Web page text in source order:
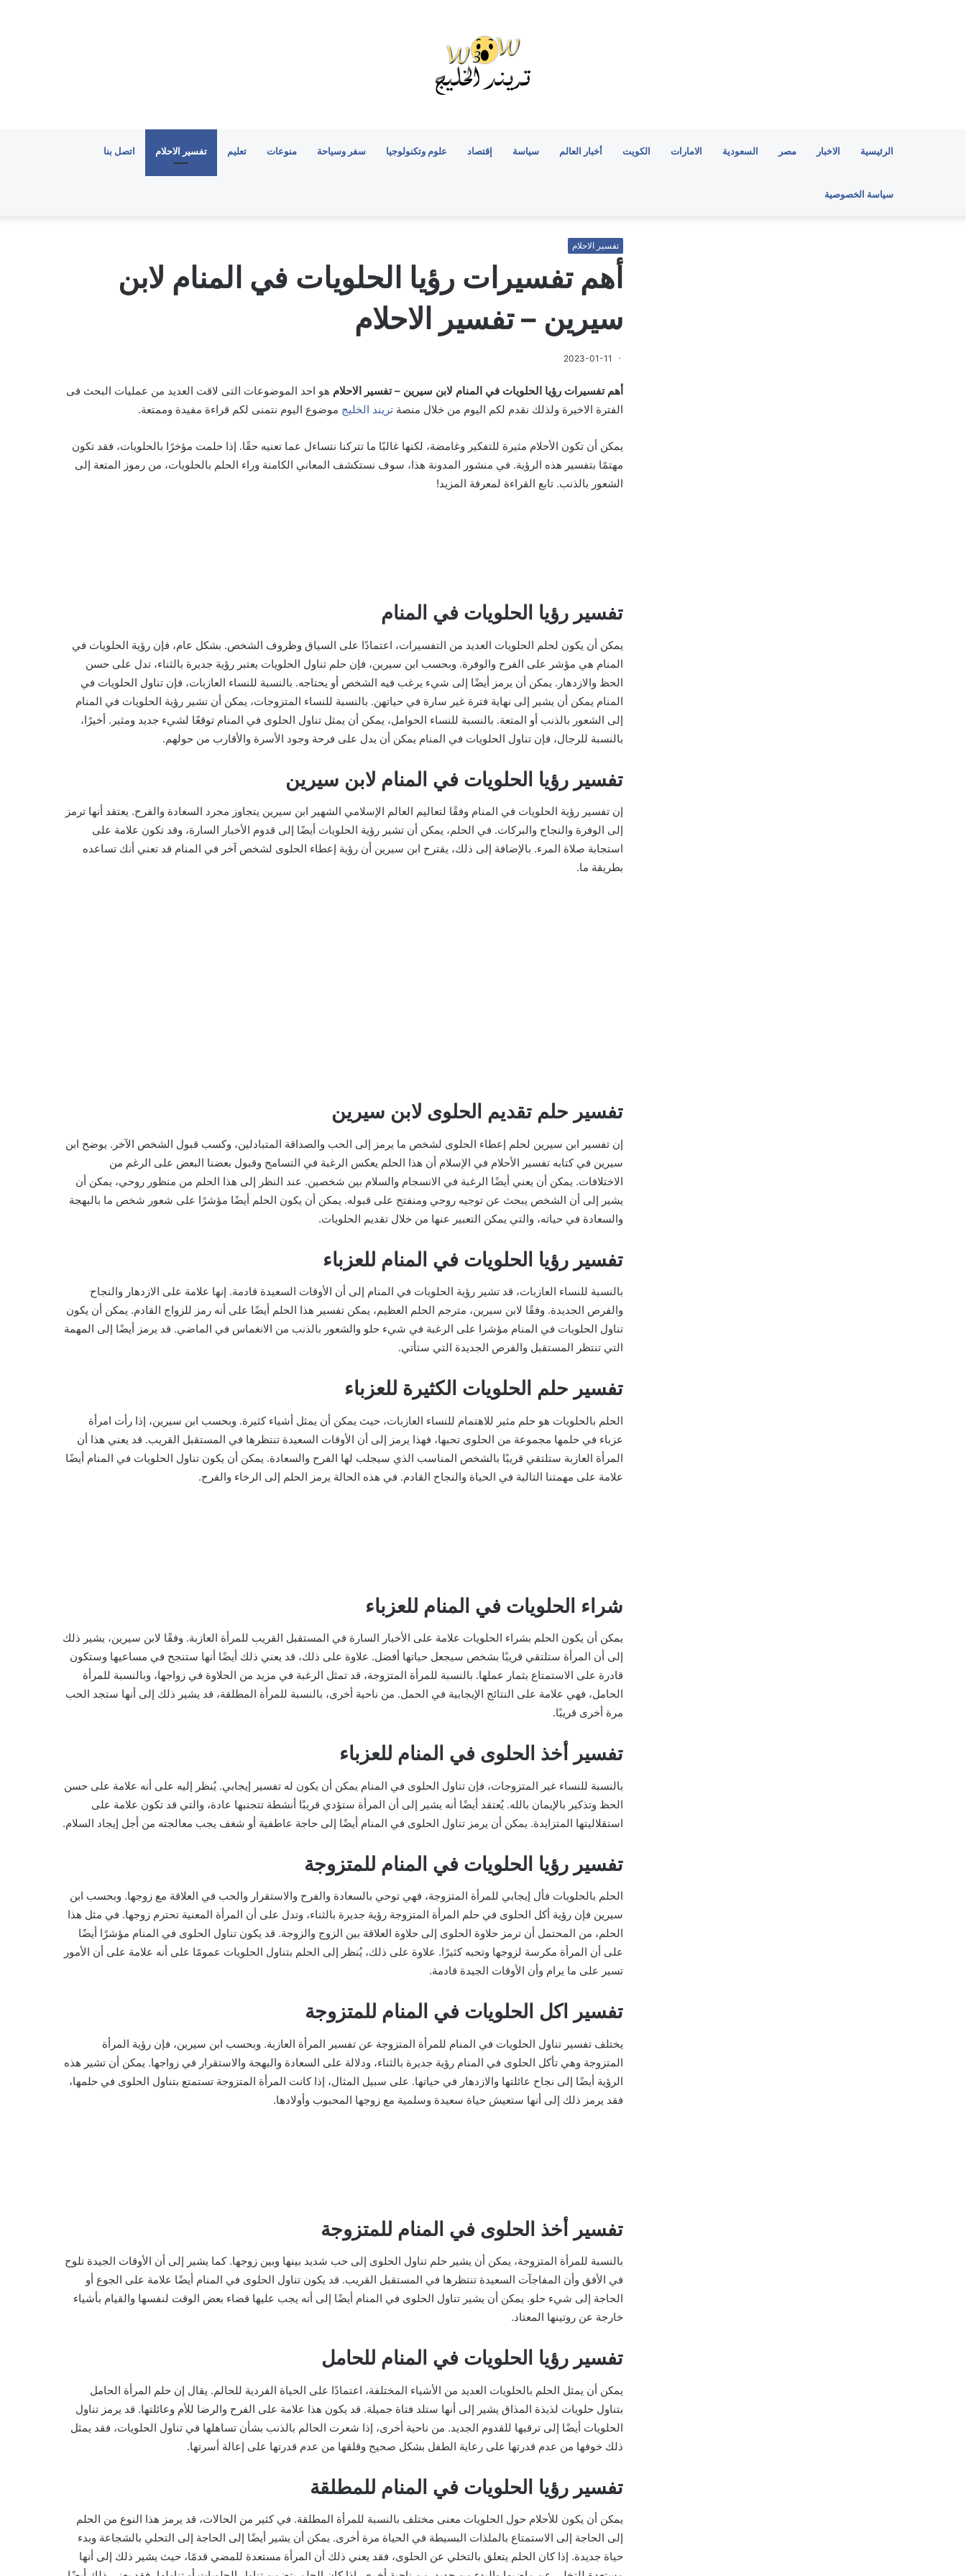
الرئيسية الاخبار مصر السعودية الامارات الكويت أخبار العالم سياسة إقتصاد علوم وتكنولوجيا سفر وسياحة منوعات تعليم تفسير الاحلام اتصل بنا
سياسة الخصوصية
تفسير الاحلام
أهم تفسيرات رؤيا الحلويات في المنام لابن
سيرين – تفسير الاحلام
2023-01-11
أهم تفسيرات رؤيا الحلويات في المنام لابن سيرين – تفسير الاحلام هو احد الموضوعات التى لاقت العديد من عمليات البحث فى
الفترة الاخيرة ولذلك نقدم لكم اليوم من خلال منصة تريند الخليج موضوع اليوم نتمنى لكم قراءة مفيدة وممتعة.
يمكن أن تكون الأحلام مثيرة للتفكير وغامضة، لكنها غالبًا ما تتركنا نتساءل عما تعنيه حقًا. إذا حلمت مؤخرًا بالحلويات، فقد تكون
مهتمًا بتفسير هذه الرؤية. في منشور المدونة هذا، سوف نستكشف المعاني الكامنة وراء الحلم بالحلويات، من رموز المتعة إلى
الشعور بالذنب. تابع القراءة لمعرفة المزيد!
تفسير رؤيا الحلويات في المنام
يمكن أن يكون لحلم الحلويات العديد من التفسيرات، اعتمادًا على السياق وظروف الشخص. بشكل عام، فإن رؤية الحلويات في
المنام هي مؤشر على الفرح والوفرة. وبحسب ابن سيرين، فإن حلم تناول الحلويات يعتبر رؤية جديرة بالثناء، تدل على حسن
الحظ والازدهار. يمكن أن يرمز أيضًا إلى شيء يرغب فيه الشخص أو يحتاجه. بالنسبة للنساء العازبات، فإن تناول الحلويات في
المنام يمكن أن يشير إلى نهاية فترة غير سارة في حياتهن. بالنسبة للنساء المتزوجات، يمكن أن تشير رؤية الحلويات في المنام
إلى الشعور بالذنب أو المتعة. بالنسبة للنساء الحوامل، يمكن أن يمثل تناول الحلوى في المنام توقعًا لشيء جديد ومثير. أخيرًا،
بالنسبة للرجال، فإن تناول الحلويات في المنام يمكن أن يدل على فرحة وجود الأسرة والأقارب من حولهم.
تفسير رؤيا الحلويات في المنام لابن سيرين
إن تفسير رؤية الحلويات في المنام وفقًا لتعاليم العالم الإسلامي الشهير ابن سيرين يتجاوز مجرد السعادة والفرح. يعتقد أنها ترمز
إلى الوفرة والنجاح والبركات. في الحلم، يمكن أن تشير رؤية الحلويات أيضًا إلى قدوم الأخبار السارة، وقد تكون علامة على
استجابة صلاة المرء. بالإضافة إلى ذلك، يقترح ابن سيرين أن رؤية إعطاء الحلوى لشخص آخر في المنام قد تعني أنك تساعده
بطريقة ما.
تفسير حلم تقديم الحلوى لابن سيرين
إن تفسير ابن سيرين لحلم إعطاء الحلوى لشخص ما يرمز إلى الحب والصداقة المتبادلين، وكسب قبول الشخص الآخر. يوضح ابن
سيرين في كتابه تفسير الأحلام في الإسلام أن هذا الحلم يعكس الرغبة في التسامح وقبول بعضنا البعض على الرغم من
الاختلافات. يمكن أن يعني أيضًا الرغبة في الانسجام والسلام بين شخصين. عند النظر إلى هذا الحلم من منظور روحي، يمكن أن
يشير إلى أن الشخص يبحث عن توجيه روحي ومنفتح على قبوله. يمكن أن يكون الحلم أيضًا مؤشرًا على شعور شخص ما بالبهجة
والسعادة في حياته، والتي يمكن التعبير عنها من خلال تقديم الحلويات.
تفسير رؤيا الحلويات في المنام للعزباء
بالنسبة للنساء العازبات، قد تشير رؤية الحلويات في المنام إلى أن الأوقات السعيدة قادمة. إنها علامة على الازدهار والنجاح
والفرص الجديدة. وفقًا لابن سيرين، مترجم الحلم العظيم، يمكن تفسير هذا الحلم أيضًا على أنه رمز للزواج القادم. يمكن أن يكون
تناول الحلويات في المنام مؤشرا على الرغبة في شيء حلو والشعور بالذنب من الانغماس في الماضي. قد يرمز أيضًا إلى المهمة
التي تنتظر المستقبل والفرص الجديدة التي ستأتي.
تفسير حلم الحلويات الكثيرة للعزباء
الحلم بالحلويات هو حلم مثير للاهتمام للنساء العازبات، حيث يمكن أن يمثل أشياء كثيرة. وبحسب ابن سيرين، إذا رأت امرأة
عزباء في حلمها مجموعة من الحلوى تحبها، فهذا يرمز إلى أن الأوقات السعيدة تنتظرها في المستقبل القريب. قد يعني هذا أن
المرأة العازبة ستلتقي قريبًا بالشخص المناسب الذي سيجلب لها الفرح والسعادة. يمكن أن يكون تناول الحلويات في المنام أيضًا
علامة على مهمتنا التالية في الحياة والنجاح القادم. في هذه الحالة يرمز الحلم إلى الرخاء والفرح.
شراء الحلويات في المنام للعزباء
يمكن أن يكون الحلم بشراء الحلويات علامة على الأخبار السارة في المستقبل القريب للمرأة العازبة. وفقًا لابن سيرين، يشير ذلك
إلى أن المرأة ستلتقي قريبًا بشخص سيجعل حياتها أفضل. علاوة على ذلك، قد يعني ذلك أيضًا أنها ستنجح في مساعيها وستكون
قادرة على الاستمتاع بثمار عملها. بالنسبة للمرأة المتزوجة، قد تمثل الرغبة في مزيد من الحلاوة في زواجها، وبالنسبة للمرأة
الحامل، فهي علامة على النتائج الإيجابية في الحمل. من ناحية أخرى، بالنسبة للمرأة المطلقة، قد يشير ذلك إلى أنها ستجد الحب
مرة أخرى قريبًا.
تفسير أخذ الحلوى في المنام للعزباء
بالنسبة للنساء غير المتزوجات، فإن تناول الحلوى في المنام يمكن أن يكون له تفسير إيجابي. يُنظر إليه على أنه علامة على حسن
الحظ وتذكير بالإيمان بالله. يُعتقد أيضًا أنه يشير إلى أن المرأة ستؤدي قريبًا أنشطة تتجنبها عادة، والتي قد تكون علامة على
استقلاليتها المتزايدة. يمكن أن يرمز تناول الحلوى في المنام أيضًا إلى حاجة عاطفية أو شغف يجب معالجته من أجل إيجاد السلام.
تفسير رؤيا الحلويات في المنام للمتزوجة
الحلم بالحلويات فأل إيجابي للمرأة المتزوجة، فهي توحي بالسعادة والفرح والاستقرار والحب في العلاقة مع زوجها. وبحسب ابن
سيرين فإن رؤية أكل الحلوى في حلم المرأة المتزوجة رؤية جديرة بالثناء، وتدل على أن المرأة المعنية تحترم زوجها. في مثل هذا
الحلم، من المحتمل أن ترمز حلاوة الحلوى إلى حلاوة العلاقة بين الزوج والزوجة. قد يكون تناول الحلوى في المنام مؤشرًا أيضًا
على أن المرأة مكرسة لزوجها وتحبه كثيرًا. علاوة على ذلك، يُنظر إلى الحلم بتناول الحلويات عمومًا على أنه علامة على أن الأمور
تسير على ما يرام وأن الأوقات الجيدة قادمة.
تفسير اكل الحلويات في المنام للمتزوجة
يختلف تفسير تناول الحلويات في المنام للمرأة المتزوجة عن تفسير المرأة العازبة. وبحسب ابن سيرين، فإن رؤية المرأة
المتزوجة وهي تأكل الحلوى في المنام رؤية جديرة بالثناء، ودلالة على السعادة والبهجة والاستقرار في زواجها. يمكن أن تشير هذه
الرؤية أيضًا إلى نجاح عائلتها والازدهار في حياتها. على سبيل المثال، إذا كانت المرأة المتزوجة تستمتع بتناول الحلوى في حلمها،
فقد يرمز ذلك إلى أنها ستعيش حياة سعيدة وسلمية مع زوجها المحبوب وأولادها.
تفسير أخذ الحلوى في المنام للمتزوجة
بالنسبة للمرأة المتزوجة، يمكن أن يشير حلم تناول الحلوى إلى حب شديد بينها وبين زوجها. كما يشير إلى أن الأوقات الجيدة تلوح
في الأفق وأن المفاجآت السعيدة تنتظرها في المستقبل القريب. قد يكون تناول الحلوى في المنام أيضًا علامة على الجوع أو
الحاجة إلى شيء حلو. يمكن أن يشير تناول الحلوى في المنام أيضًا إلى أنه يجب عليها قضاء بعض الوقت لنفسها والقيام بأشياء
خارجة عن روتينها المعتاد.
تفسير رؤيا الحلويات في المنام للحامل
يمكن أن يمثل الحلم بالحلويات العديد من الأشياء المختلفة، اعتمادًا على الحياة الفردية للحالم. يقال إن حلم المرأة الحامل
بتناول حلويات لذيذة المذاق يشير إلى أنها ستلد فتاة جميلة. قد يكون هذا علامة على الفرح والرضا للأم وعائلتها. قد يرمز تناول
الحلويات أيضًا إلى ترقبها للقدوم الجديد. من ناحية أخرى، إذا شعرت الحالم بالذنب بشأن تساهلها في تناول الحلويات، فقد يمثل
ذلك خوفها من عدم قدرتها على رعاية الطفل بشكل صحيح وقلقها من عدم قدرتها على إعالة أسرتها.
تفسير رؤيا الحلويات في المنام للمطلقة
يمكن أن يكون للأحلام حول الحلويات معنى مختلف بالنسبة للمرأة المطلقة. في كثير من الحالات، قد يرمز هذا النوع من الحلم
إلى الحاجة إلى الاستمتاع بالملذات البسيطة في الحياة مرة أخرى. يمكن أن يشير أيضًا إلى الحاجة إلى التحلي بالشجاعة وبدء
حياة جديدة. إذا كان الحلم يتعلق بالتخلي عن الحلوى، فقد يعني ذلك أن المرأة مستعدة للمضي قدمًا، حيث يشير ذلك إلى أنها